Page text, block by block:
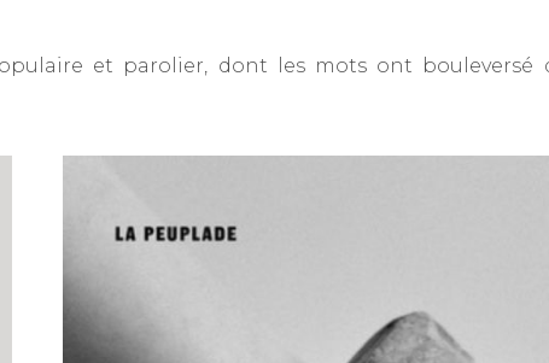
et parolier, dont les mots ont bouleversé